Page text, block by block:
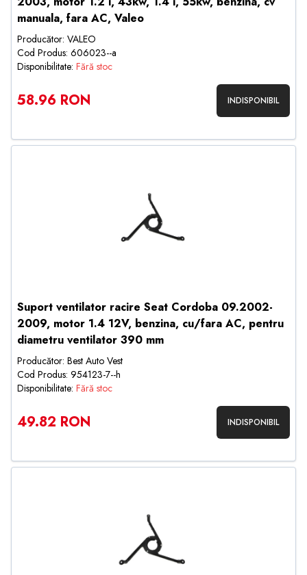
manuala, fara AC, Valeo
Producător: VALEO
Cod Produs: 606023--a
Disponibilitate: Fără stoc
58.96 RON INDISPONIBIL
Suport ventilator racire Seat Cordoba 09.2002-
2009, motor 1.4 12V, benzina, cu/fara AC, pentru
diametru ventilator 390 mm
Producător: Best Auto Vest
Cod Produs: 954123-7--h
Disponibilitate: Fără stoc
49.82 RON INDISPONIBIL